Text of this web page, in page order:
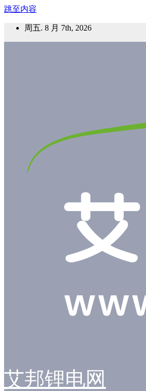
跳至内容
周五. 8 月 7th, 2026
艾邦锂电网